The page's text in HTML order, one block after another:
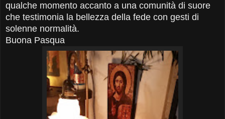
qualche momento accanto a una comunità di suore
che testimonia la bellezza della fede con gesti di
solenne normalità.
Buona Pasqua